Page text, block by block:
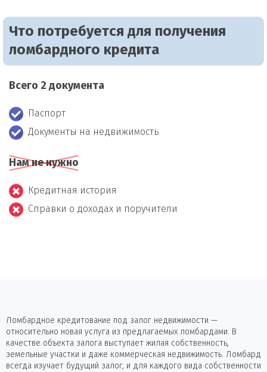
Что потребуется для получения
ломбардного кредита
Всего 2 документа
Паспорт
Документы на недвижимость
Нам не нужно
Кредитная история
Справки о доходах и поручители
Ломбардное кредитование под залог недвижимости —
относительно новая услуга из предлагаемых ломбардами. В
качестве объекта залога выступает жилая собственность,
земельные участки и даже коммерческая недвижимость. Ломбард
всегда изучает будущий залог, и для каждого вида собственности